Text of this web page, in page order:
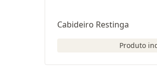
Cabideiro Restinga
Produto